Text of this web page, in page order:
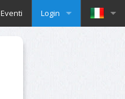
Eventi Login